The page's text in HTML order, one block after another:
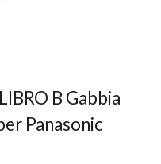
B Gabbia
Panasonic